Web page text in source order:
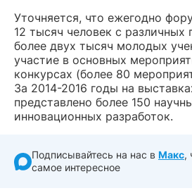
Уточняется, что ежегодно
12 тысяч человек с различных
более двух тысяч молодых
участие в основных
конкурсах (более 80
За 2014-2016 годы на
представлено более 150
инновационных разработок.
Подписывайтесь на нас в Макс,
самое интересное